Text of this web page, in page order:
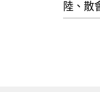
陸、散